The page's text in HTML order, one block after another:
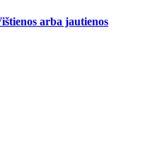
arba jautienos